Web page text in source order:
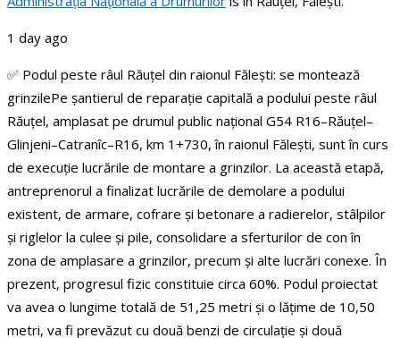
1 day ago
✅ Podul peste râul Răuțel din raionul Fălești: se montează
grinzilePe șantierul de reparație capitală a podului peste râul
Răuțel, amplasat pe drumul public național G54 R16–Răuțel–
Glinjeni–Catranîc–R16, km 1+730, în raionul Fălești, sunt în curs
de execuție lucrările de montare a grinzilor. La această etapă,
antreprenorul a finalizat lucrările de demolare a podului
existent, de armare, cofrare și betonare a radierelor, stâlpilor
și riglelor la culee și pile, consolidare a sferturilor de con în
zona de amplasare a grinzilor, precum și alte lucrări conexe. În
prezent, progresul fizic constituie circa 60%. Podul proiectat
va avea o lungime totală de 51,25 metri și o lățime de 10,50
metri, va fi prevăzut cu două benzi de circulație și două